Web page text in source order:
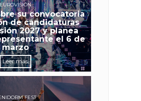
su convocatoria
de candidaturas
2027 y planea
el 6 de
marzo
Leer más
FEST